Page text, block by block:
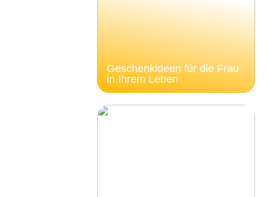
Geschenkideen für die Frau
in Ihrem Leben